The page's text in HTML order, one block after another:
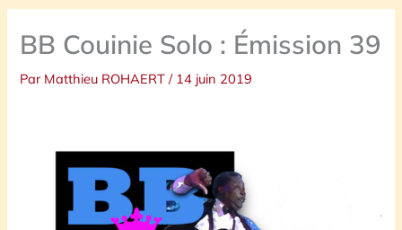
BB Couinie Solo : Émission 39
Par Matthieu ROHAERT/ 14 juin 2019